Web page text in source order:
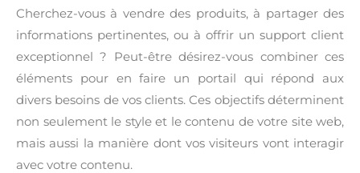
Cherchez-vous à vendre des produits, à partager des
informations pertinentes, ou à offrir un support client
exceptionnel ? Peut-être désirez-vous combiner ces
éléments pour en faire un portail qui répond aux
divers besoins de vos clients. Ces objectifs déterminent
non seulement le style et le contenu de votre site web,
mais aussi la manière dont vos visiteurs vont interagir
avec votre contenu.